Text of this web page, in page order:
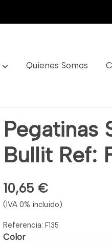
Quienes Somos
Pegatinas
Bullit Ref:
10,65 €
(IVA 0% incluido)
Referencia: F135
Color